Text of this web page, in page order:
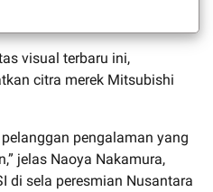
visual terbaru ini,
citra merek Mitsubishi
pengalaman yang
jelas Naoya Nakamura,
di sela peresmian Nusantara